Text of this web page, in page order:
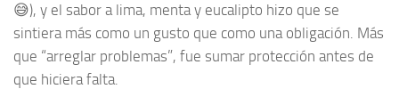
😅), y el sabor a lima, menta y eucalipto hizo que se
sintiera más como un gusto que como una obligación. Más
que “arreglar problemas”, fue sumar protección antes de
que hiciera falta.